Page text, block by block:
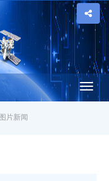
图片新闻